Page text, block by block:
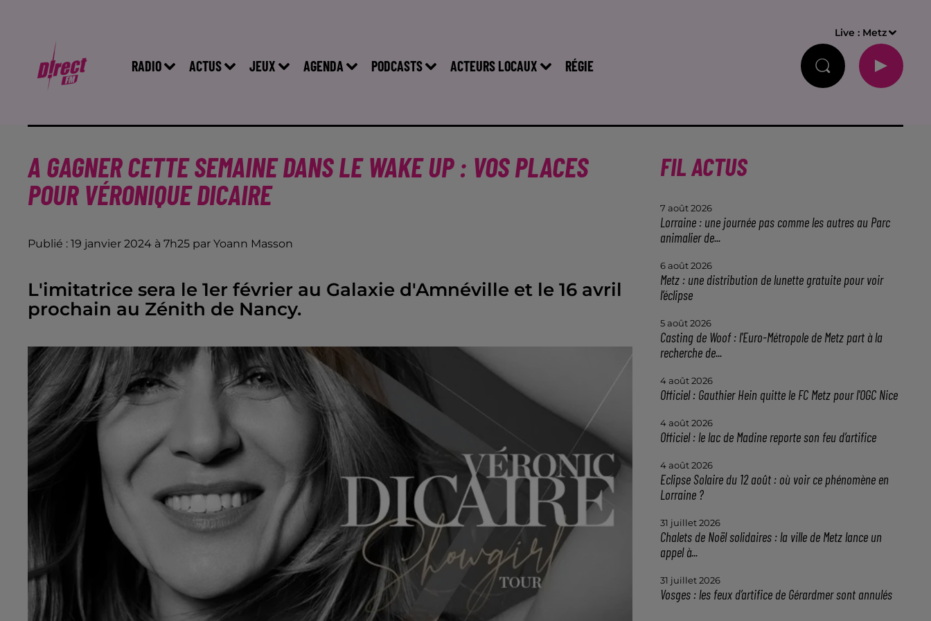
RADIO ACTUS JEUX AGENDA PODCASTS ACTEURS LOCAUX RÉGIE
Live : Metz
A GAGNER CETTE SEMAINE DANS LE WAKE UP : VOS PLACES
POUR VÉRONIQUE DICAIRE
Publié : 19 janvier 2024 à 7h25 par Yoann Masson
L'imitatrice sera le 1er février au Galaxie d'Amnéville et le 16 avril
prochain au Zénith de Nancy.
FIL ACTUS
7 août 2026
Lorraine : une journée pas comme les autres au Parc
animalier de...
6 août 2026
Metz : une distribution de lunette gratuite pour voir
l’éclipse
5 août 2026
Casting de Woof : l'Euro-Métropole de Metz part à la
recherche de...
4 août 2026
Officiel : Gauthier Hein quitte le FC Metz pour l'OGC Nice
4 août 2026
Officiel : le lac de Madine reporte son feu d’artifice
4 août 2026
Eclipse Solaire du 12 août : où voir ce phénomène en
Lorraine ?
31 juillet 2026
Chalets de Noël solidaires : la ville de Metz lance un
appel à...
31 juillet 2026
Vosges : les feux d’artifice de Gérardmer sont annulés